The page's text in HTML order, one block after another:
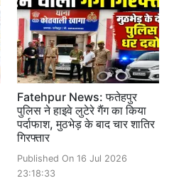
Fatehpur News: फतेहपुर
पुलिस ने हाइवे लुटेरे गैंग का किया
पर्दाफाश, मुठभेड़ के बाद चार शातिर
गिरफ्तार
Published On 16 Jul 2026
23:18:33